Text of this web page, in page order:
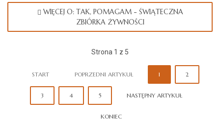
WIĘCEJ O: TAK, POMAGAM - ŚWIĄTECZNA
ZBIÓRKA ŻYWNOŚCI
Strona 1 z 5
START POPRZEDNI ARTYKUŁ 1 2
3 4 5 NASTĘPNY ARTYKUŁ
KONIEC